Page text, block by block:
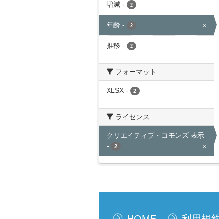
増減 - 2
年齢 - 2 x
推移 - 2
フォーマット
XLSX - 2
ライセンス
クリエイティブ・コモンズ 表示
-
2 x